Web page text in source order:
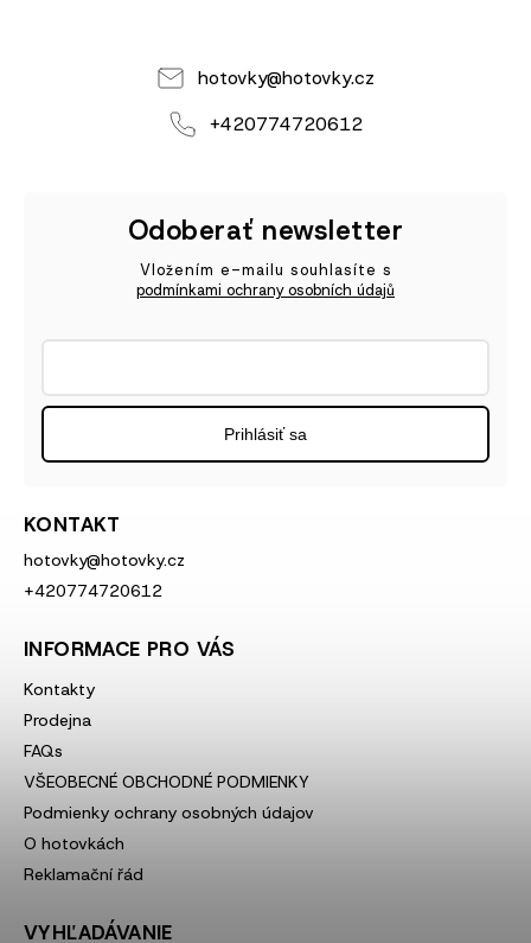
hotovky@hotovky.cz
+420774720612
KONTAKT
hotovky@hotovky.cz
+420774720612
INFORMACE PRO VÁS
Kontakty
Prodejna
FAQs
VŠEOBECNÉ OBCHODNÉ PODMIENKY
Podmienky ochrany osobných údajov
O hotovkách
Reklamační řád
VYHĽADÁVANIE
Odoberať newsletter
Vložením e-mailu souhlasíte s
podmínkami ochrany osobních údajů
Prihlásiť sa